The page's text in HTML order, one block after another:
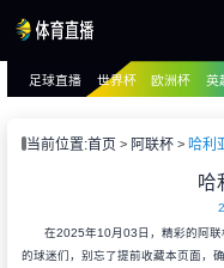
播
足球直播 世界杯 欧洲杯 英
当前位置:首页 阿联杯 哈利
哈
在2025年10月03日，精彩的阿
的球迷们，别忘了提前收藏本页面，